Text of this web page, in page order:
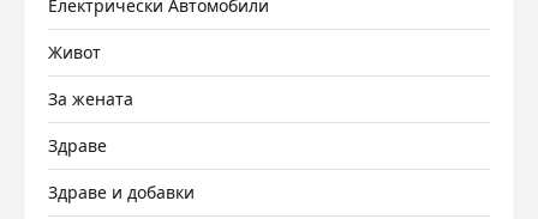
Електрически Автомобили
Живот
За жената
Здраве
Здраве и добавки